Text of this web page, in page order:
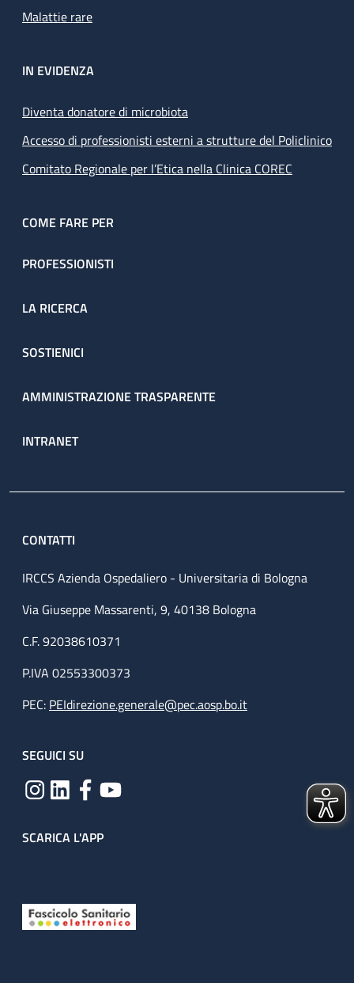
Malattie rare
IN EVIDENZA
Diventa donatore di microbiota
Accesso di professionisti esterni a strutture del Policlinico
Comitato Regionale per l’Etica nella Clinica COREC
COME FARE PER
PROFESSIONISTI
LA RICERCA
SOSTIENICI
AMMINISTRAZIONE TRASPARENTE
INTRANET
CONTATTI
IRCCS Azienda Ospedaliero - Universitaria di Bologna
Via Giuseppe Massarenti, 9, 40138 Bologna
C.F. 92038610371
P.IVA 02553300373
PEC: PEIdirezione.generale@pec.aosp.bo.it
SEGUICI SU
SCARICA L'APP